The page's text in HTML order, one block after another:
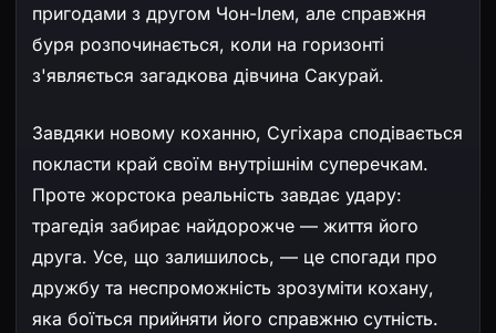
пригодами з другом Чон-Ілем, але справжня
буря розпочинається, коли на горизонті
з'являється загадкова дівчина Сакурай.
Завдяки новому коханню, Сугіхара сподівається
покласти край своїм внутрішнім суперечкам.
Проте жорстока реальність завдає удару:
трагедія забирає найдорожче — життя його
друга. Усе, що залишилось, — це спогади про
дружбу та неспроможність зрозуміти кохану,
яка боїться прийняти його справжню сутність.